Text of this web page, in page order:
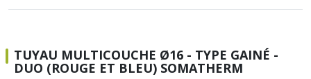
TUYAU MULTICOUCHE Ø16 - TYPE GAINÉ -
DUO (ROUGE ET BLEU) SOMATHERM